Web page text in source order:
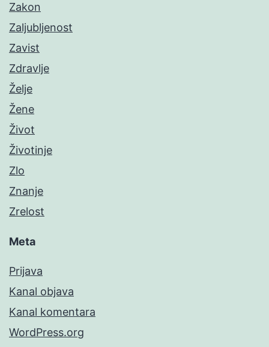
Zakon
Zaljubljenost
Zavist
Zdravlje
Želje
Žene
Život
Životinje
Zlo
Znanje
Zrelost
Meta
Prijava
Kanal objava
Kanal komentara
WordPress.org